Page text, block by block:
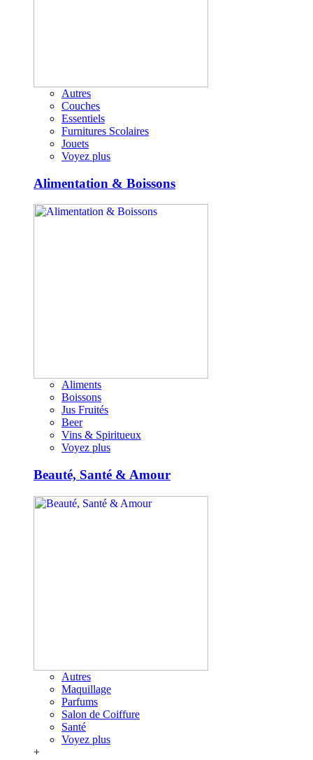
Autres
Couches
Essentiels
Furnitures Scolaires
Jouets
Voyez plus
Alimentation & Boissons
Aliments
Boissons
Jus Fruités
Beer
Vins & Spiritueux
Voyez plus
Beauté, Santé & Amour
Autres
Maquillage
Parfums
Salon de Coiffure
Santé
Voyez plus
+